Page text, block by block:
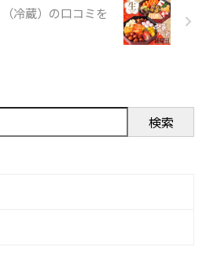
冷蔵）の口コミを
検索